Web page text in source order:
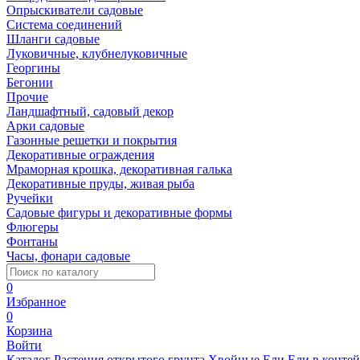
Опрыскиватели садовые
Система соединений
Шланги садовые
Луковичные, клубнелуковичные
Георгины
Бегонии
Прочие
Ландшафтный, садовый декор
Арки садовые
Газонные решетки и покрытия
Декоративные ограждения
Мраморная крошка, декоративная галька
Декоративные пруды, живая рыба
Ручейки
Садовые фигуры и декоративные формы
Флюгеры
Фонтаны
Часы, фонари садовые
0
Избранное
0
Корзина
Войти